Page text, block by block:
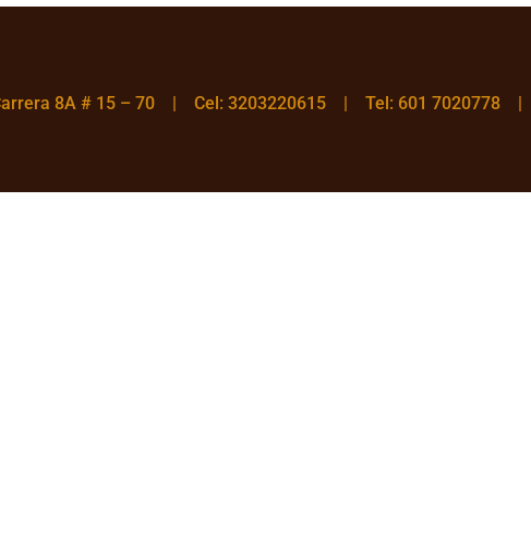
8A # 15 – 70 | Cel: 3203220615 | Tel: 601 7020778 |